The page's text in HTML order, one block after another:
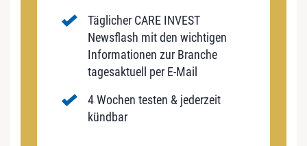
Täglicher CARE INVEST
Newsflash mit den wichtigen
Informationen zur Branche
tagesaktuell per E-Mail
4 Wochen testen & jederzeit
kündbar